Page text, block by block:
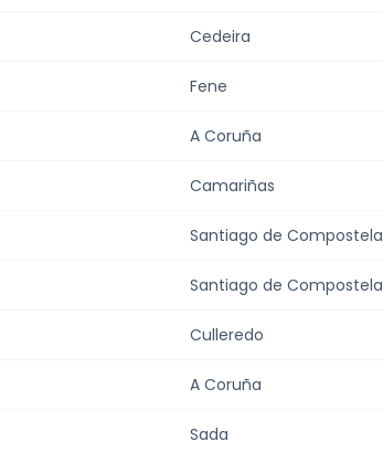
Cedeira
Fene
A Coruña
Camariñas
Santiago de Compostela
Santiago de Compostela
Culleredo
A Coruña
Sada